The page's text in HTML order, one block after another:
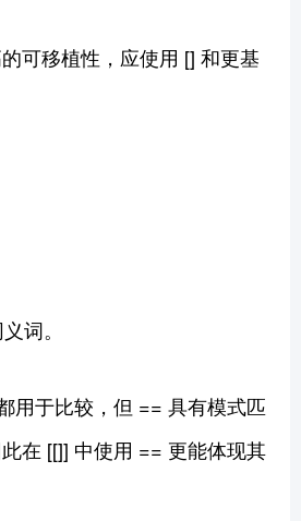
可移植性，应使用 [] 和更基
词。
用于比较，但 == 具有模式匹
在 [[]] 中使用 == 更能体现其